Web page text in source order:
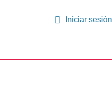
Iniciar sesión